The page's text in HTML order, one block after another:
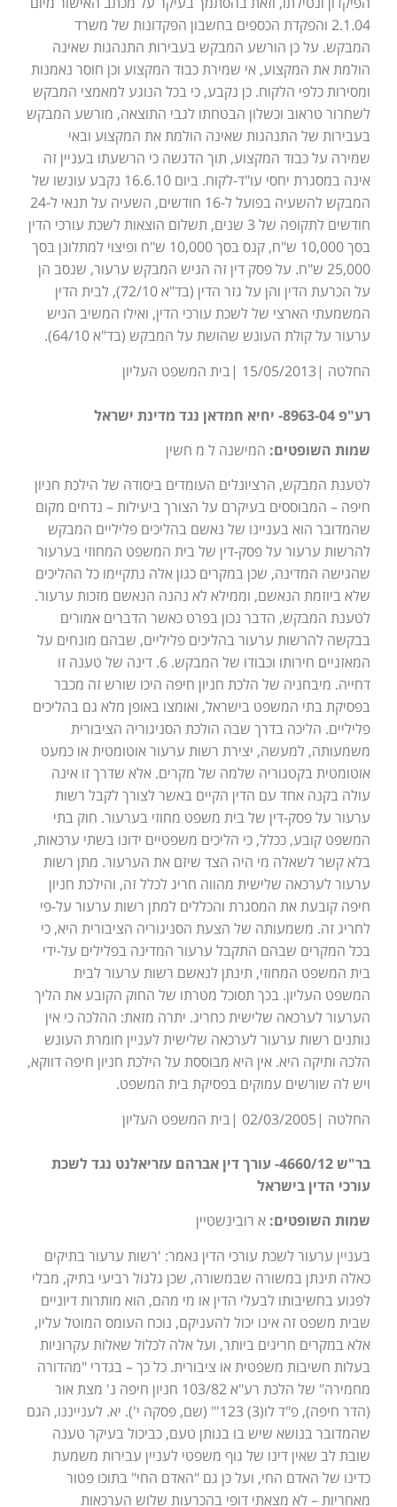
2.1.04 והפקדת הכספים בחשבון הפקדונות של משרד
המבקש. על כן הורשע המבקש בעבירות התנהגות שאינה
הולמת את המקצוע, אי שמירת כבוד המקצוע וכן חוסר נאמנות
ומסירות כלפי הלקוח. כן נקבע, כי בכל הנוגע למאמצי המבקש
לשחרור טראוב וכשלון הבטחתו לגבי התוצאה, מורשע המבקש
בעבירות של התנהגות שאינה הולמת את המקצוע ובאי
שמירה על כבוד המקצוע, תוך הדגשה כי הרשעתו בעניין זה
אינה במסגרת יחסי עו"ד-לקוח. ביום 16.6.10 נקבע עונשו של
המבקש להשעיה בפועל ל-16 חודשים, השעיה על תנאי ל-24
חודשים לתקופה של 3 שנים, תשלום הוצאות לשכת עורכי הדין
בסך 10,000 ש"ח, קנס בסך 10,000 ש"ח ופיצוי למתלונן בסך
25,000 ש"ח. על פסק דין זה הגיש המבקש ערעור, שנסב הן
על הכרעת הדין והן על גזר הדין (בד"א 72/10), לבית הדין
המשמעתי הארצי של לשכת עורכי הדין, ואילו המשיב הגיש
ערעור על קולת העונש שהושת על המבקש (בד"א 64/10).
החלטה |15/05/2013 |בית המשפט העליון
רע"פ 8963-04- יחיא חמדאן נגד מדינת ישראל
שמות השופטים: המישנה ל מ חשין
לטענת המבקש, הרציונלים העומדים ביסודה של הילכת חניון
חיפה – המבוססים בעיקרם על הצורך ביעילות – נדחים מקום
שהמדובר הוא בעניינו של נאשם בהליכים פליליים המבקש
להרשות ערעור על פסק-דין של בית המשפט המחוזי בערעור
שהגישה המדינה, שכן במקרים כגון אלה נתקיימו כל ההליכים
שלא ביוזמת הנאשם, וממילא לא נהנה הנאשם מזכות ערעור.
לטענת המבקש, הדבר נכון בפרט כאשר הדברים אמורים
בבקשה להרשות ערעור בהליכים פליליים, שבהם מונחים על
המאזניים חירותו וכבודו של המבקש. 6. דינה של טענה זו
דחייה. מיבחניה של הלכת חניון חיפה היכו שורש זה מכבר
בפסיקת בתי המשפט בישראל, ואומצו באופן מלא גם בהליכים
פליליים. הליכה בדרך שבה הולכת הסניגוריה הציבורית
משמעותה, למעשה, יצירת רשות ערעור אוטומטית או כמעט
אוטומטית בקטגוריה שלמה של מקרים. אלא שדרך זו אינה
עולה בקנה אחד עם הדין הקיים באשר לצורך לקבל רשות
ערעור על פסק-דין של בית משפט מחוזי בערעור. חוק בתי
המשפט קובע, ככלל, כי הליכים משפטיים ידונו בשתי ערכאות,
בלא קשר לשאלה מי היה הצד שיזם את הערעור. מתן רשות
ערעור לערכאה שלישית מהווה חריג לכלל זה, והילכת חניון
חיפה קובעת את המסגרת והכללים למתן רשות ערעור על-פי
לחריג זה. משמעותה של הצעת הסניגוריה הציבורית היא, כי
בכל המקרים שבהם התקבל ערעור המדינה בפלילים על-ידי
בית המשפט המחוזי, תינתן לנאשם רשות ערעור לבית
המשפט העליון. בכך תסוכל מטרתו של החוק הקובע את הליך
הערעור לערכאה שלישית כחריג. יתרה מזאת: ההלכה כי אין
נותנים רשות ערעור לערכאה שלישית לעניין חומרת העונש
הלכה ותיקה היא. אין היא מבוססת על הילכת חניון חיפה דווקא,
ויש לה שורשים עמוקים בפסיקת בית המשפט.
החלטה |02/03/2005 |בית המשפט העליון
בר"ש 4660/12- עורך דין אברהם עזריאלנט נגד לשכת
עורכי הדין בישראל
שמות השופטים: א רובינשטיין
בעניין ערעור לשכת עורכי הדין נאמר: 'רשות ערעור בתיקים
כאלה תינתן במשורה שבמשורה, שכן גלגול רביעי בתיק, מבלי
לפגוע בחשיבותו לבעלי הדין או מי מהם, הוא מותרות דיוניים
שבית משפט זה אינו יכול להעניקם, נוכח העומס המוטל עליו,
אלא במקרים חריגים ביותר, ועל אלה לכלול שאלות עקרוניות
בעלות חשיבות משפטית או ציבורית. כל כך – בגדרי "מהדורה
מחמירה" של הלכת רע"א 103/82 חניון חיפה נ' מצת אור
(הדר חיפה), פ"ד לו(3) 123'" (שם, פסקה י'). יא. לענייננו, הגם
שהמדובר בנושא שיש בו בנותן טעם, כביכול בעיקר טענה
שובת לב שאין דינו של גוף משפטי לעניין עבירות משמעת
כדינו של האדם החי, ועל כן גם "האדם החי" בתוכו פטור
מאחריות – לא מצאתי דופי בהכרעות שלוש הערכאות